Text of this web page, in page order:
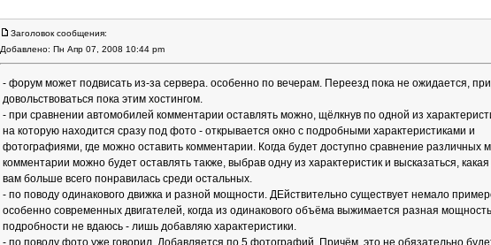
Заголовок сообщения:
Добавлено: Пн Апр 07, 2008 10:44 pm
- форум может подвисать из-за сервера. особенно по вечерам. Переезд пока не ожидается,
довольствоваться пока этим хостингом.
- при сравнении автомобилей комментарии оставлять можно, щёлкнув по одной из
на которую находится сразу под фото - открывается окно с подробными характеристиками и
фотографиями, где можно оставить комментарии. Когда будет доступно сравнение различных
комментарии можно будет оставлять также, выбрав одну из характеристик и высказаться,
вам больше всего понравилась среди остальных.
- по поводу одинакового движка и разной мощности. ДЕйствительно существует немало
особенно современных двигателей, когда из одинакового объёма выжимается разная
подробности не вдаюсь - лишь добавляю характеристики.
- по поводу фото уже говорил. Добавляется по 5 фотографий. Причём, это не обязательно